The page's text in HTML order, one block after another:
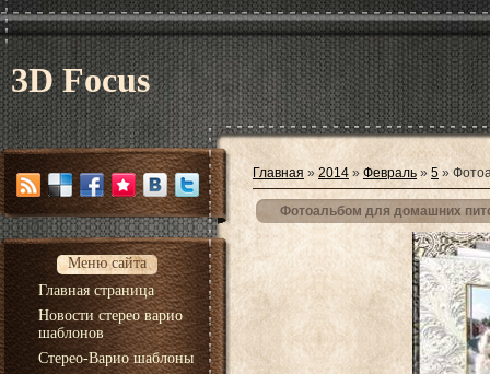
3D Focus
Меню сайта
Главная страница
Новости стерео варио
шаблонов
Стерео-Варио шаблоны
Главная » 2014 » Февраль » 5 »
Фотоальбом для домашних